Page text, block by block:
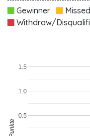
Gewinner
Withdraw/
0.5
1.0
1.5
Punkte